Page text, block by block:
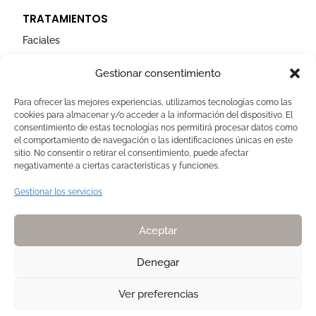
Gestionar consentimiento
Para ofrecer las mejores experiencias, utilizamos tecnologías como las
cookies para almacenar y/o acceder a la información del dispositivo. El
consentimiento de estas tecnologías nos permitirá procesar datos como
el comportamiento de navegación o las identificaciones únicas en este
sitio. No consentir o retirar el consentimiento, puede afectar
negativamente a ciertas características y funciones.
Gestionar los servicios
Aceptar
Denegar
Ver preferencias
TRATAMIENTOS
Faciales
AVISOS LEGALES
Aviso Legal
Politica de Cookies
Política de privacidad
Copyright 2025. Todos los derechos reservados NATURELLE by Pilar